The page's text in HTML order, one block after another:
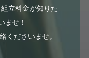
立料金が知りた
ませ！
くださいませ。